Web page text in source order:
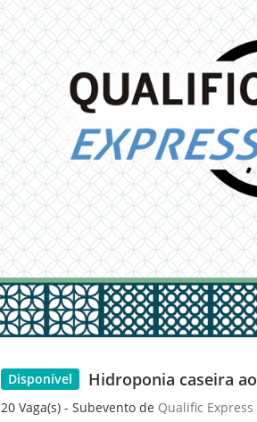
Disponível Hidroponia caseira
20 Vaga(s) - Subevento de Qualific Express